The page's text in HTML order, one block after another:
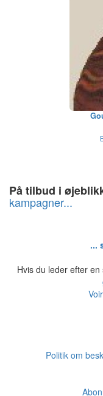
På tilbud i
kampagner...
...
Hvis du leder efter
Voir
Politik om